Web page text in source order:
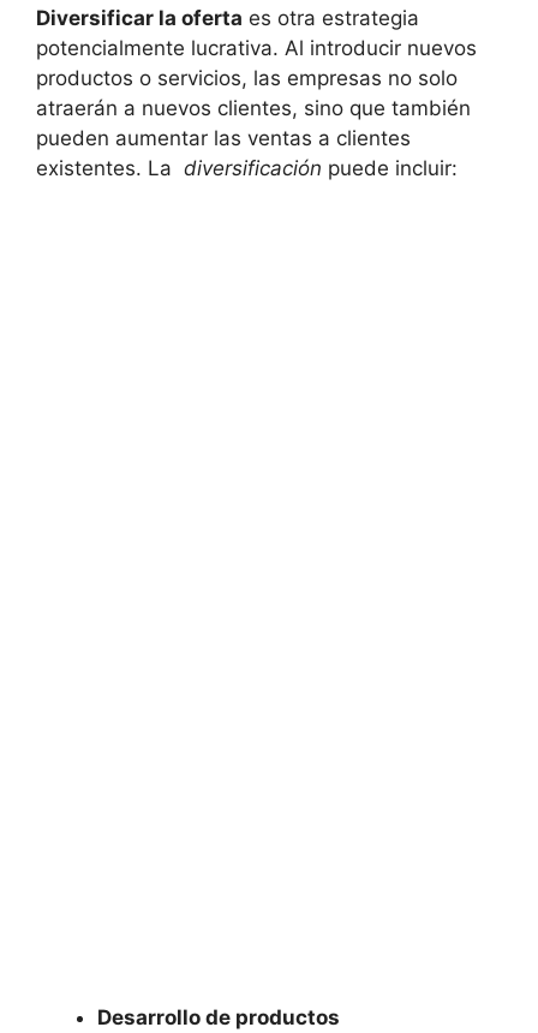
Diversificar​ la oferta es otra estrategia
potencialmente lucrativa. Al introducir nuevos
productos⁣ o servicios, las empresas ​no⁤ solo
atraerán a⁤ nuevos clientes, sino que también
pueden ⁢aumentar las ventas ‌a⁤ clientes
existentes. La ⁤ diversificación puede ⁢incluir:
Desarrollo de productos⁤